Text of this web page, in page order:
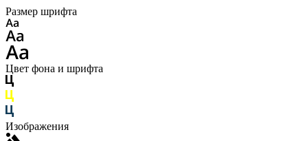
Размер шрифта
Цвет фона и шрифта
Изображения